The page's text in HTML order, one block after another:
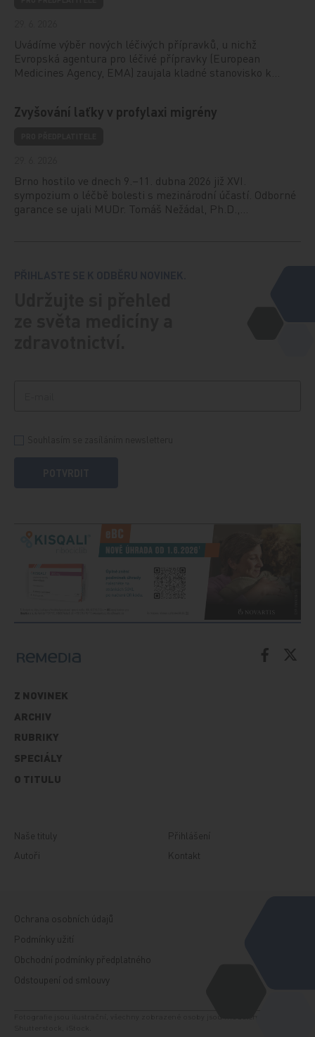
Uvádíme výběr nových léčivých přípravků, u nichž
Evropská agentura pro léčivé přípravky (European
Medicines Agency, EMA) zaujala kladné stanovisko k…
Zvyšování laťky v profylaxi migrény
Brno hostilo ve dnech 9.–11. dubna 2026 již XVI.
sympozium o léčbě bolesti s mezinárodní účastí. Odborné
garance se ujali MUDr. Tomáš Nežádal, Ph.D.,…
Z NOVINEK
ARCHIV
RUBRIKY
SPECIÁLY
O TITULU
Naše tituly
Autoři
Přihlášení
Kontakt
Ochrana osobních údajů
Podmínky užití
Obchodní podmínky předplatného
Odstoupení od smlouvy